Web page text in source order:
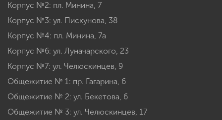
Корпус №2: пл. Минина, 7
Корпус №3: ул. Пискунова, 38
Корпус №4: пл. Минина, 7а
Корпус №6: ул. Луначарского, 23
Корпус №7: ул. Челюскинцев, 9
Общежитие № 1: пр. Гагарина, 6
Общежитие № 2: ул. Бекетова, 6
Общежитие № 3: ул. Челюскинцев, 17